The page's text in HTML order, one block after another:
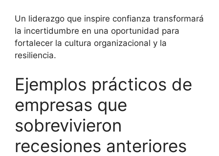
Un liderazgo que inspire confianza transformará
la incertidumbre en una oportunidad para
fortalecer la cultura organizacional y la
resiliencia.
Ejemplos prácticos de
empresas que
sobrevivieron
recesiones anteriores